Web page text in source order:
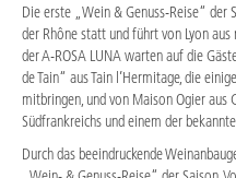
Die erste „Wein & Genuss-Reise“
der Rhône statt und führt von Lyon
der A-ROSA LUNA warten auf die
de Tain“ aus Tain l’Hermitage, die
mitbringen, und von Maison Ogier aus
Südfrankreichs und einem der
Durch das beeindruckende